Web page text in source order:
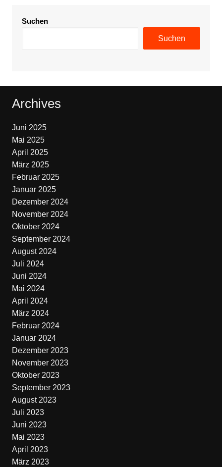
Suchen
Suchen
Archives
Juni 2025
Mai 2025
April 2025
März 2025
Februar 2025
Januar 2025
Dezember 2024
November 2024
Oktober 2024
September 2024
August 2024
Juli 2024
Juni 2024
Mai 2024
April 2024
März 2024
Februar 2024
Januar 2024
Dezember 2023
November 2023
Oktober 2023
September 2023
August 2023
Juli 2023
Juni 2023
Mai 2023
April 2023
März 2023